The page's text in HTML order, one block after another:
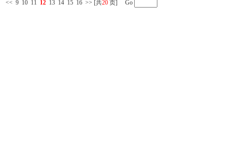
<< 9 10 11 12 13 14 15 16 >> [共20 页] Go